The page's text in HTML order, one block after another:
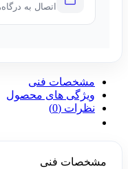
اتصال به
مشخصات فنی
ویژگی های محصول
نظرات (0)
مشخصات فنی